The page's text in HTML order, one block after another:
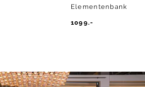
Elementenbank
1099.-